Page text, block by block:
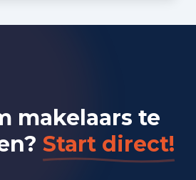
63.535
en zorg 32.485
makelaars te
Start direct!